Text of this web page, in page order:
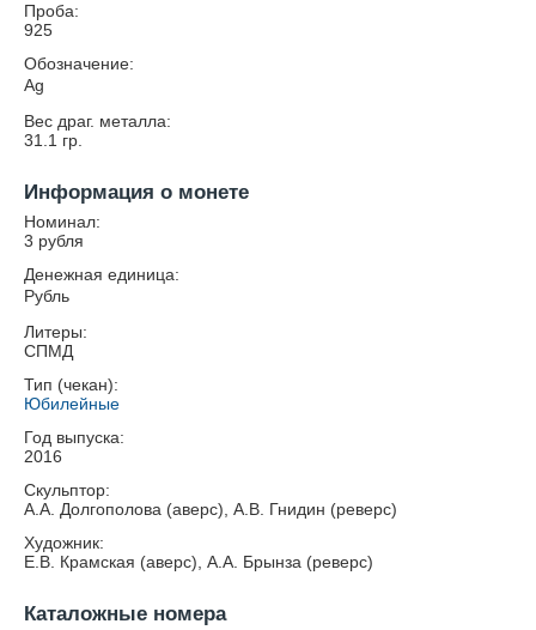
Проба:
925
Обозначение:
Ag
Вес драг. металла:
31.1 гр.
Информация о монете
Номинал:
3 рубля
Денежная единица:
Рубль
Литеры:
СПМД
Тип (чекан):
Юбилейные
Год выпуска:
2016
Скульптор:
А.А. Долгополова (аверс), А.В. Гнидин (реверс)
Художник:
Е.В. Крамская (аверс), А.А. Брынза (реверс)
Каталожные номера